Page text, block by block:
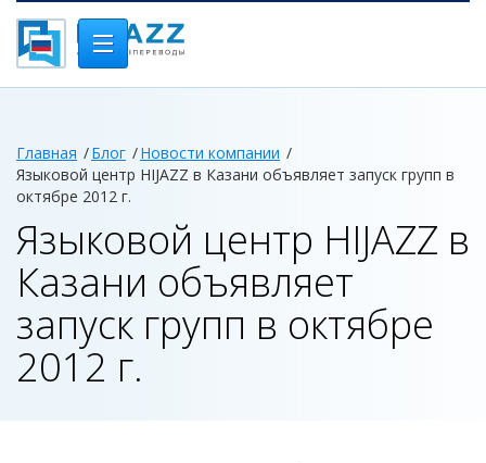
Главная Блог
Новости компании
Языковой центр HIJAZZ в Казани объявляет запуск групп в
октябре 2012 г.
Языковой центр HIJAZZ в
Казани объявляет
запуск групп в октябре
2012 г.